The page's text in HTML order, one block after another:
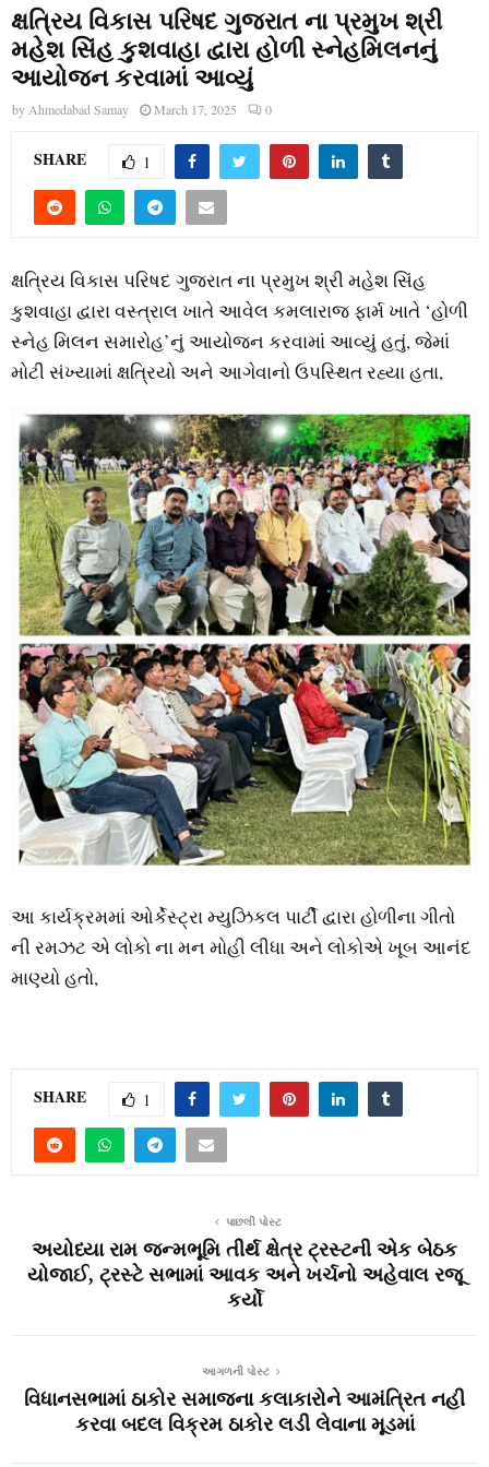
ક્ષત્રિય વિકાસ પરિષદ ગુજરાત ના પ્રમુખ શ્રી
મહેશ સિંહ કુશવાહા દ્વારા હોળી સ્નેહમિલનનું
આયોજન કરવામાં આવ્યું
by Ahmedabad Samay March 17, 2025 0
SHARE 1
ક્ષત્રિય વિકાસ પરિષદ ગુજરાત ના પ્રમુખ શ્રી મહેશ સિંહ
કુશવાહા દ્વારા વસ્ત્રાલ ખાતે આવેલ કમલારાજ ફાર્મ ખાતે ‘હોળી
સ્નેહ મિલન સમારોહ’નું આયોજન કરવામાં આવ્યું હતું, જેમાં
મોટી સંખ્યામાં ક્ષત્રિયો અને આગેવાનો ઉપસ્થિત રહ્યા હતા,
આ કાર્યક્રમમાં ઓર્કેસ્ટ્રા મ્યુઝિકલ પાર્ટી દ્વારા હોળીના ગીતો
ની રમઝટ એ લોકો ના મન મોહી લીધા અને લોકોએ ખૂબ આનંદ
માણ્યો હતો,
SHARE 1
પાછલી પોસ્ટ
અયોધ્યા રામ જન્મભૂમિ તીર્થ ક્ષેત્ર ટ્રસ્ટની એક બેઠક
યોજાઈ, ટ્રસ્ટે સભામાં આવક અને ખર્ચનો અહેવાલ રજૂ
કર્યો
આગળની પોસ્ટ
વિધાનસભામાં ઠાકોર સમાજના કલાકારોને આમંત્રિત નહી
કરવા બદલ વિક્રમ ઠાકોર લડી લેવાના મૂડમાં